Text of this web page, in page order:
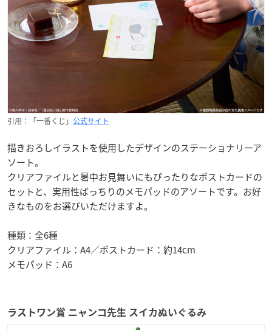
引用：「一番くじ」 公式サイト
描きおろしイラストを使用したデザインのステーショナリーア
ソート。
クリアファイルと暑中お見舞いにもぴったりなポストカードの
セットと、実用性ばっちりのメモパッドのアソートです。お好
きなものをお選びいただけますよ。
種類：全6種
クリアファイル：A4／ポストカード：約14cm
メモパッド：A6
ラストワン賞 ニャンコ先生 スイカぬいぐるみ